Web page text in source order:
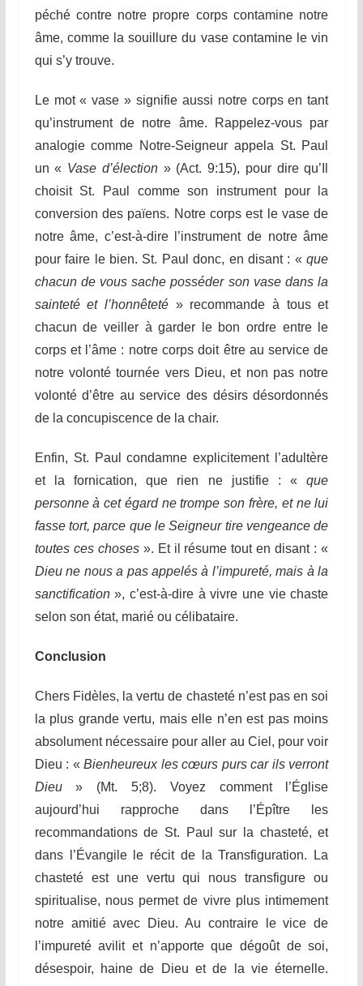
péché contre notre propre corps contamine notre
âme, comme la souillure du vase contamine le vin
qui s’y trouve.
Le mot « vase » signifie aussi notre corps en tant
qu’instrument de notre âme. Rappelez-vous par
analogie comme Notre-Seigneur appela St. Paul
un « Vase d’élection » (Act. 9:15), pour dire qu’Il
choisit St. Paul comme son instrument pour la
conversion des païens. Notre corps est le vase de
notre âme, c’est-à-dire l’instrument de notre âme
pour faire le bien. St. Paul donc, en disant : «que
chacun de vous sache posséder son vase dans la
sainteté et l’honnêteté » recommande à tous et
chacun de veiller à garder le bon ordre entre le
corps et l’âme : notre corps doit être au service de
notre volonté tournée vers Dieu, et non pas notre
volonté d’être au service des désirs désordonnés
de la concupiscence de la chair.
Enfin, St. Paul condamne explicitement l’adultère
et la fornication,que rien ne justifie: «que
personne à cet égard ne trompe son frère, et ne lui
fasse tort, parce que le Seigneur tire vengeance de
toutes ces choses ». Et il résume tout en disant : «
Dieu ne nous a pas appelés à l’impureté, mais à la
sanctification»,c’est-à-dire àvivre une vie chaste
selon son état, marié ou célibataire.
Conclusion
Chers Fidèles, la vertu de chasteté n’est pas en soi
la plus grande vertu, mais elle n’en est pas moins
absolument nécessaire pour aller au Ciel, pour voir
Dieu : «Bienheureux les cœurs purs car ils verront
Dieu» (Mt. 5;8). Voyez comment l’Église
aujourd’hui rapproche dans l’Épître les
recommandations de St. Paul sur la chasteté, et
dans l’Évangile le récit de la Transfiguration. La
chasteté est une vertu qui nous transfigure ou
spiritualise, nous permet de vivre plus intimement
notre amitié avec Dieu. Au contraire le vice de
l’impureté avilit et n’apporte que dégoût de soi,
désespoir, haine de Dieu et de la vie éternelle.